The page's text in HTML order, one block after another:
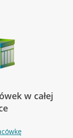
w całej